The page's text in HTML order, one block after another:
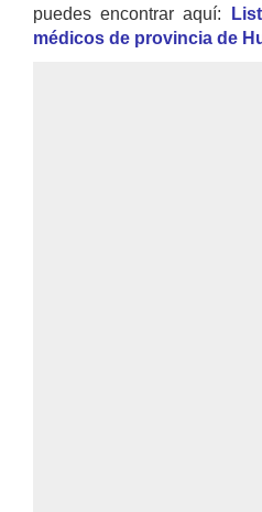
puedes encontrar aquí:
médicos de provincia de